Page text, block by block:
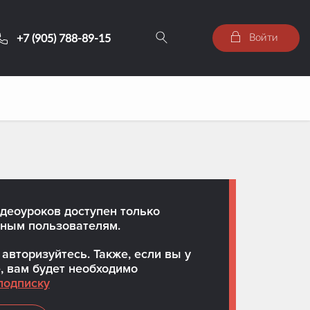
+7 (905) 788-89-15 Войти
доступен только
пользователям.
Также, если вы у
вам будет необходимо